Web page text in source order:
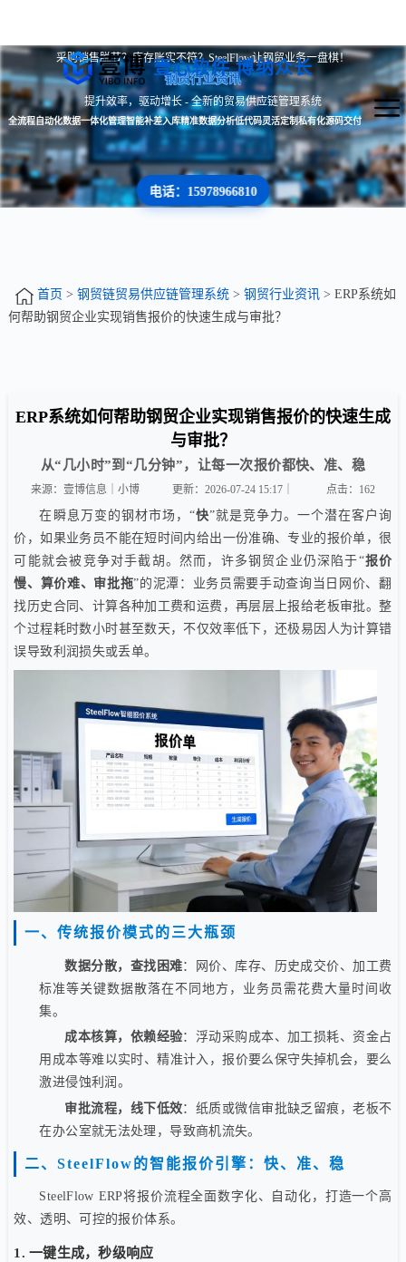
壹心软件 博纳众长
采购销售脱节？库存账实不符？SteelFlow让钢贸业务一盘棋！
钢贸行业资讯
提升效率，驱动增长 - 全新的贸易供应链管理系统
全流程自动化数据一体化管理智能补差入库精准数据分析低代码灵活定制私有化源码交付
电话：15978966810
首页 > 钢贸链贸易供应链管理系统> 钢贸行业资讯> ERP系统如
何帮助钢贸企业实现销售报价的快速生成与审批？
ERP系统如何帮助钢贸企业实现销售报价的快速生成
与审批？
从“几小时”到“几分钟”，让每一次报价都快、准、稳
来源：壹博信息｜小博 更新：2026-07-24 15:17｜ 点击： 162
在瞬息万变的钢材市场，“快”就是竞争力。一个潜在客户询
价，如果业务员不能在短时间内给出一份准确、专业的报价单，很
可能就会被竞争对手截胡。然而，许多钢贸企业仍深陷于“报价
慢、算价难、审批拖”的泥潭：业务员需要手动查询当日网价、翻
找历史合同、计算各种加工费和运费，再层层上报给老板审批。整
个过程耗时数小时甚至数天，不仅效率低下，还极易因人为计算错
误导致利润损失或丢单。
一、传统报价模式的三大瓶颈
数据分散，查找困难：网价、库存、历史成交价、加工费
标准等关键数据散落在不同地方，业务员需花费大量时间收
集。
成本核算，依赖经验：浮动采购成本、加工损耗、资金占
用成本等难以实时、精准计入，报价要么保守失掉机会，要么
激进侵蚀利润。
审批流程，线下低效：纸质或微信审批缺乏留痕，老板不
在办公室就无法处理，导致商机流失。
二、SteelFlow的智能报价引擎：快、准、稳
SteelFlow ERP将报价流程全面数字化、自动化，打造一个高
效、透明、可控的报价体系。
1. 一键生成，秒级响应